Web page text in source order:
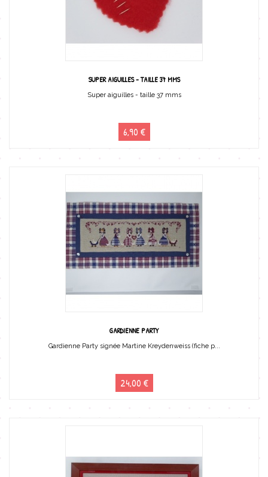
SUPER AIGUILLES - TAILLE 37 MMS
Super aiguilles - taille 37 mms
6,90 €
GARDIENNE PARTY
Gardienne Party signée Martine Kreydenweiss (fiche p...
24,00 €